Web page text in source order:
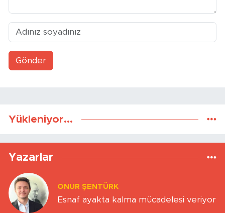
Gönder
Yükleniyor...
Yazarlar
ONUR ŞENTÜRK
Esnaf ayakta kalma mücadelesi veriyor